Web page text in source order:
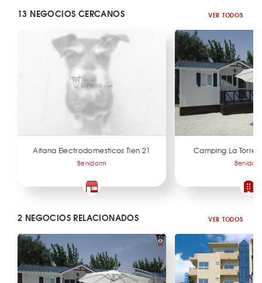
13 NEGOCIOS CERCANOS VER TODOS
Aitana Electrodomesticos Tien 21
Benidorm
Camping La
2 NEGOCIOS RELACIONADOS VER TODOS